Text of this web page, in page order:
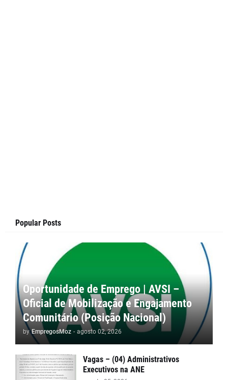
Popular Posts
Oportunidade de Emprego | AVSI –
Oficial de Mobilização e Engajamento
Comunitário (Posição Nacional)
by EmpregosMoz - agosto 02, 2026
Vagas – (04) Administrativos
Executivos na ANE